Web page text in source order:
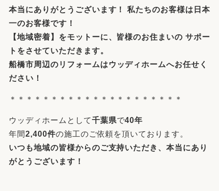
本当にありがとうございます！ 私たちのお客様は 日本
一のお客様です！
【地域密着 】をモットーに、皆様のお住まいの サポー
トをさせていただきます。
船橋市周辺の リフォームは ウッディホームへお任せく
ださい！
＊＊＊＊＊＊＊＊＊＊＊＊＊＊＊＊＊＊＊＊＊
ウッディホームとして千葉県で40年
年間2,400件の施工のご依頼を頂いております。
いつも地域の皆様からのご支持いただき、本当にあり
がとうございます！